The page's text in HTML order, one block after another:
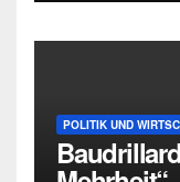
POLITIK UND